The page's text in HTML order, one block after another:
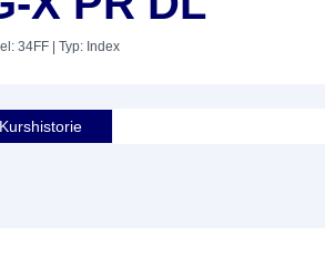
34FF | Typ: Index
Kurshistorie